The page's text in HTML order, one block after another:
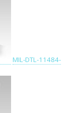
MIL-DTL-11484-